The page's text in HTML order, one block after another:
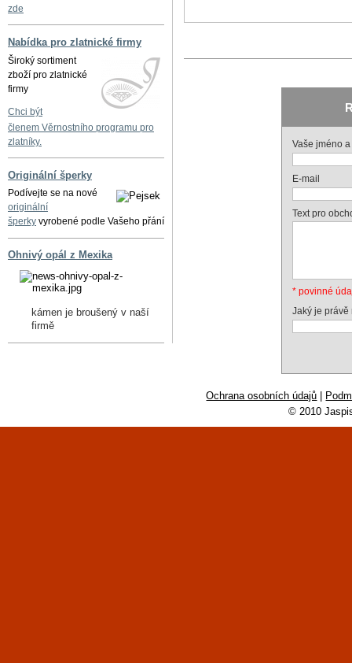
zde
Nabídka pro zlatnické firmy
Široký sortiment
zboží pro zlatnické
firmy
Chci být
členem Věrnostního programu pro
zlatníky.
Originální šperky
Podívejte se na nové
originální
šperky vyrobené podle Vašeho přání
Ohnivý opál z Mexika
kámen je broušený v naší
firmě
Vaše jméno
E-mail
Text pro
* povinné
Jaký je právě
Ochrana osobních údajů
© 2010